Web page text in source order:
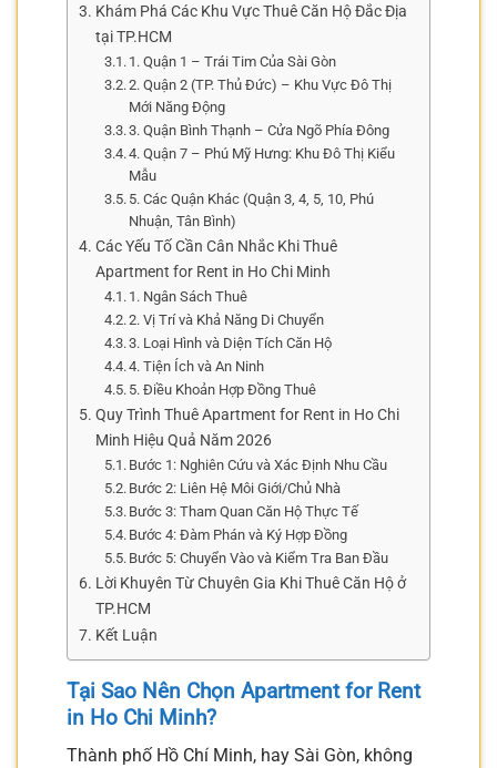
Khám Phá Các Khu Vực Thuê Căn Hộ Đắc Địa
tại TP.HCM
1. Quận 1 – Trái Tim Của Sài Gòn
2. Quận 2 (TP. Thủ Đức) – Khu Vực Đô Thị
Mới Năng Động
3. Quận Bình Thạnh – Cửa Ngõ Phía Đông
4. Quận 7 – Phú Mỹ Hưng: Khu Đô Thị Kiểu
Mẫu
5. Các Quận Khác (Quận 3, 4, 5, 10, Phú
Nhuận, Tân Bình)
Các Yếu Tố Cần Cân Nhắc Khi Thuê
Apartment for Rent in Ho Chi Minh
1. Ngân Sách Thuê
2. Vị Trí và Khả Năng Di Chuyển
3. Loại Hình và Diện Tích Căn Hộ
4. Tiện Ích và An Ninh
5. Điều Khoản Hợp Đồng Thuê
Quy Trình Thuê Apartment for Rent in Ho Chi
Minh Hiệu Quả Năm 2026
Bước 1: Nghiên Cứu và Xác Định Nhu Cầu
Bước 2: Liên Hệ Môi Giới/Chủ Nhà
Bước 3: Tham Quan Căn Hộ Thực Tế
Bước 4: Đàm Phán và Ký Hợp Đồng
Bước 5: Chuyển Vào và Kiểm Tra Ban Đầu
Lời Khuyên Từ Chuyên Gia Khi Thuê Căn Hộ ở
TP.HCM
Kết Luận
Tại Sao Nên Chọn Apartment for Rent
in Ho Chi Minh?
Thành phố Hồ Chí Minh, hay Sài Gòn, không